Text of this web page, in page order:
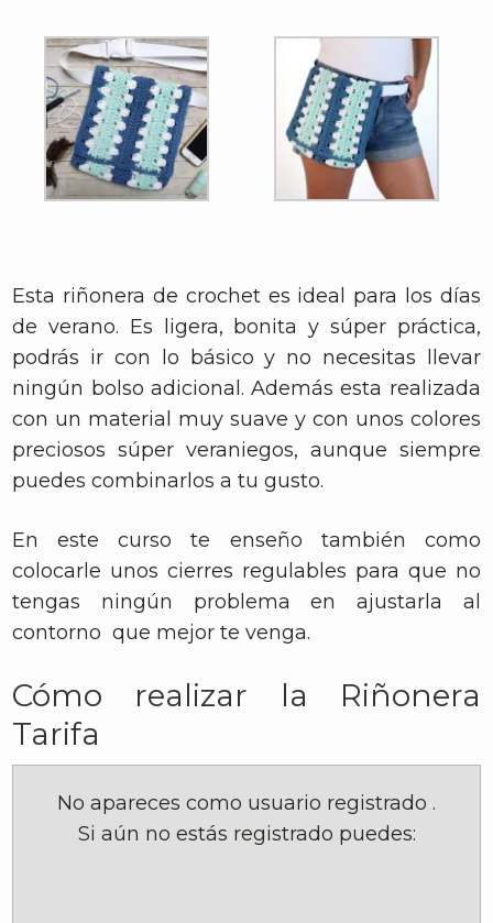
Esta riñonera de crochet es ideal para los días
de verano. Es ligera, bonita y súper práctica,
podrás ir con lo básico y no necesitas llevar
ningún bolso adicional. Además esta realizada
con un material muy suave y con unos colores
preciosos súper veraniegos, aunque siempre
puedes combinarlos a tu gusto.
En este curso te enseño también como
colocarle unos cierres regulables para que no
tengas ningún problema en ajustarla al
contorno que mejor te venga.
Cómo realizar la Riñonera
Tarifa
No apareces como usuario registrado .
Si aún no estás registrado puedes: